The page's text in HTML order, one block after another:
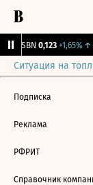
USBN 0,123 +1,65%↑
Ситуация на
Подписка
Реклама
РФРИТ
Справочник